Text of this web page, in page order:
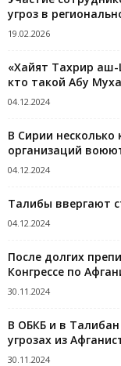
угроз в
19.02.2026
«Хайят Тахрир
кто такой Абу
04.12.2024
В Сирии несколько
организаций
04.12.2024
Талибы ввергают
04.12.2024
После долгих
Конгрессе по
30.11.2024
В ОБКБ и в
угрозах из
30.11.2024